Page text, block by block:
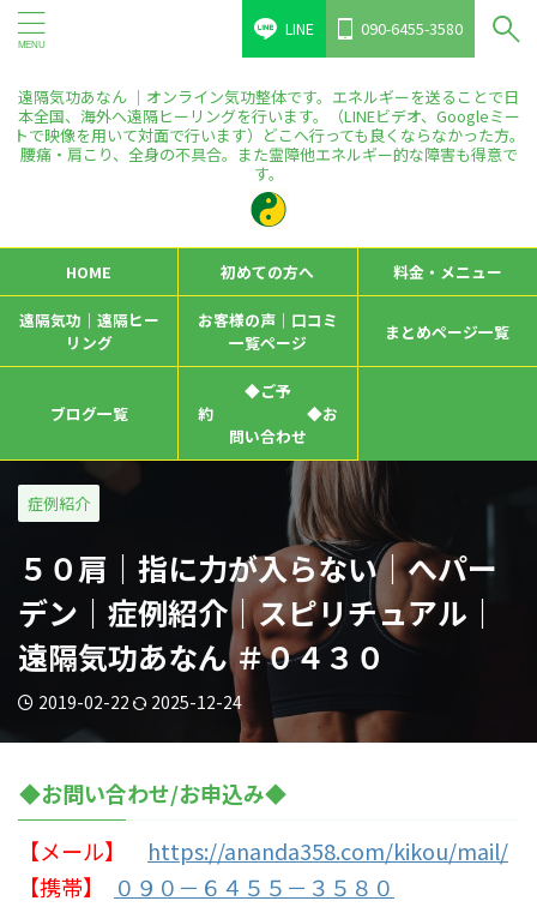
LINE 090-6455-3580
遠隔気功あなん ｜オンライン気功整体です。エネルギーを送ることで日
本全国、海外へ遠隔ヒーリングを行います。（LINEビデオ、Googleミー
トで映像を用いて対面で行います）どこへ行っても良くならなかった方。
腰痛・肩こり、全身の不具合。また霊障他エネルギー的な障害も得意で
す。
HOME 初めての方へ 料金・メニュー
遠隔気功｜遠隔ヒー
リング
お客様の声｜口コミ
一覧ページ
まとめページ一覧
ブログ一覧
◆ご予
約 ◆お
問い合わせ
症例紹介
５０肩｜指に力が入らない｜へパー
デン｜症例紹介｜スピリチュアル｜
遠隔気功あなん ＃０４３０
2019-02-22 2025-12-24
◆お問い合わせ/お申込み◆
【メール】
https://ananda358.com/kikou/mail/
【携帯】
０９０－６４５５－３５８０